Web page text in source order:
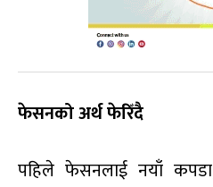
फेसनको अर्थ फेरिँदै
पहिले फेसनलाई नयाँ